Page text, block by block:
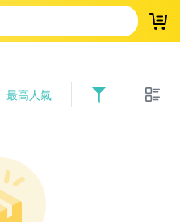
登
最高人氣